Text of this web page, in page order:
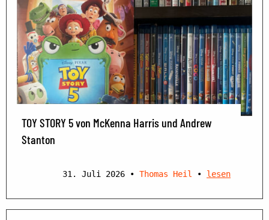
TOY STORY 5 von McKenna Harris und Andrew
Stanton
31. Juli 2026 • Thomas Heil • lesen